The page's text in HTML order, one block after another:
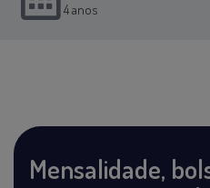
4 anos
Mensalidade,